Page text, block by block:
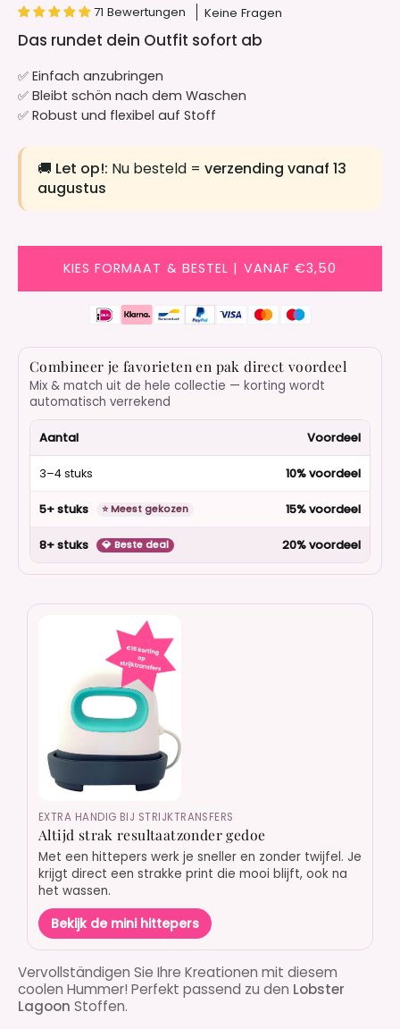
71 Bewertungen Keine Fragen
Das rundet dein Outfit sofort ab
✅ Einfach anzubringen
✅ Bleibt schön nach dem Waschen
✅ Robust und flexibel auf Stoff
🚚 Let op!: Nu besteld = verzending vanaf 13
augustus
KIES FORMAAT & BESTEL | VANAF €3,50
Combineer je favorieten en pak direct voordeel
Mix & match uit de hele collectie — korting wordt
automatisch verrekend
Aantal Voordeel
3–4 stuks 10% voordeel
5+ stuks ⭐ Meest gekozen 15% voordeel
8+ stuks 💎 Beste deal 20% voordeel
EXTRA HANDIG BIJ STRIJKTRANSFERS
Altijd strak resultaatzonder gedoe
Met een hittepers werk je sneller en zonder twijfel. Je
krijgt direct een strakke print die mooi blijft, ook na
het wassen.
Bekijk de mini hittepers
Vervollständigen Sie Ihre Kreationen mit diesem
coolen Hummer! Perfekt passend zu den Lobster
Lagoon Stoffen.